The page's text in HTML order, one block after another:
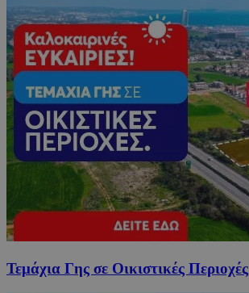
Τεμάχια Γης σε Οικιστικές Περιοχές